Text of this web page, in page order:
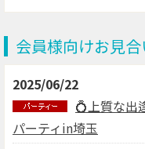
会員様向けお見
2025/06/22
💍上質な出
パーティin埼玉